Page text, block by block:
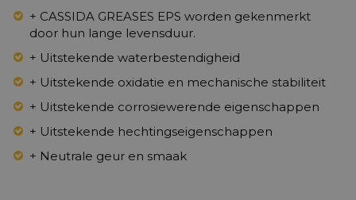
+ CASSIDA GREASES EPS worden gekenmerkt
door hun lange levensduur.
+ Uitstekende waterbestendigheid
+ Uitstekende oxidatie en mechanische stabiliteit
+ Uitstekende corrosiewerende eigenschappen
+ Uitstekende hechtingseigenschappen
+ Neutrale geur en smaak